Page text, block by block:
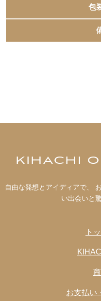
【シーザートリュフ風味
食用植物油脂(国内製造
ネーズ、砂糖、オニオン
塩、果汁加工品(だいだ
食用植物油脂(なたね油
塩、こしょう、オレガノ
包
包装紙でお包みせずにお
をいただきましてもいた
KIHACHI
自由な発想とアイディアで、
い出会いと
ト
お支払い